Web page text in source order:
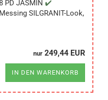
PD JASMIN
SILGRANIT-Look,
nur 249,44 EUR
IN DEN WARENKORB